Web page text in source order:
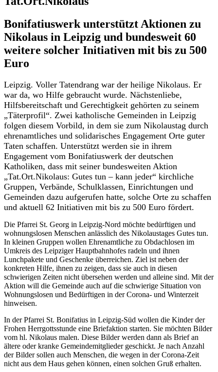
Bonifatiuswerk unterstützt Aktionen zu
Nikolaus in Leipzig und bundesweit 60
weitere solcher Initiativen mit bis zu 500
Euro
Leipzig. Voller Tatendrang war der heilige Nikolaus. Er
war da, wo Hilfe gebraucht wurde. Nächstenliebe,
Hilfsbereitschaft und Gerechtigkeit gehörten zu seinem
„Täterprofil“. Zwei katholische Gemeinden in Leipzig
folgen diesem Vorbild, in dem sie zum Nikolaustag durch
ehrenamtliches und solidarisches Engagement Orte guter
Taten schaffen. Unterstützt werden sie in ihrem
Engagement vom Bonifatiuswerk der deutschen
Katholiken, dass mit seiner bundesweiten Aktion
„Tat.Ort.Nikolaus: Gutes tun – kann jeder“ kirchliche
Gruppen, Verbände, Schulklassen, Einrichtungen und
Gemeinden dazu aufgerufen hatte, solche Orte zu schaffen
und aktuell 62 Initiativen mit bis zu 500 Euro fördert.
Die Pfarrei St. Georg in Leipzig-Nord möchte bedürftigen und
wohnungslosen Menschen anlässlich des Nikolaustages Gutes tun.
In kleinen Gruppen wollen Ehrenamtliche zu Obdachlosen im
Umkreis des Leipziger Hauptbahnhofes radeln und ihnen
Lunchpakete und Geschenke überreichen. Ziel ist neben der
konkreten Hilfe, ihnen zu zeigen, dass sie auch in diesen
schwierigen Zeiten nicht übersehen werden und alleine sind. Mit der
Aktion will die Gemeinde auch auf die schwierige Situation von
Wohnungslosen und Bedürftigen in der Corona- und Winterzeit
hinweisen.
In der Pfarrei St. Bonifatius in Leipzig-Süd wollen die Kinder der
Frohen Herrgottsstunde eine Briefaktion starten. Sie möchten Bilder
vom hl. Nikolaus malen. Diese Bilder werden dann als Brief an
ältere oder kranke Gemeindemitglieder geschickt. Je nach Anzahl
der Bilder sollen auch Menschen, die wegen in der Corona-Zeit
nicht aus dem Haus gehen können, einen solchen Gruß erhalten.